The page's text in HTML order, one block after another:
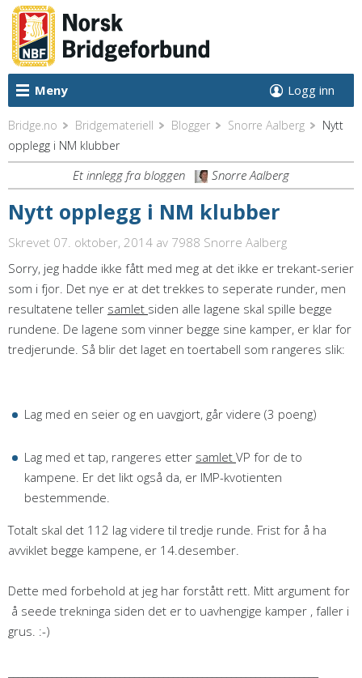
Meny Logg inn
Bridge.no Bridgemateriell Blogger Snorre Aalberg
Nytt
opplegg i NM klubber
Et innlegg fra bloggen Snorre Aalberg
Nytt opplegg i NM klubber
Skrevet 07. oktober, 2014 av 7988 Snorre Aalberg
Sorry, jeg hadde ikke fått med meg at det ikke er trekant-serier
som i fjor. Det nye er at det trekkes to seperate runder, men
resultatene teller samlet siden alle lagene skal spille begge
rundene. De lagene som vinner begge sine kamper, er klar for
tredjerunde. Så blir det laget en toertabell som rangeres slik:
Lag med en seier og en uavgjort, går videre (3 poeng)
Lag med et tap, rangeres etter samlet VP for de to
kampene. Er det likt også da, er IMP-kvotienten
bestemmende.
Totalt skal det 112 lag videre til tredje runde. Frist for å ha
avviklet begge kampene, er 14.desember.
Dette med forbehold at jeg har forstått rett. Mitt argument for
å seede trekninga siden det er to uavhengige kamper , faller i
grus. :-)